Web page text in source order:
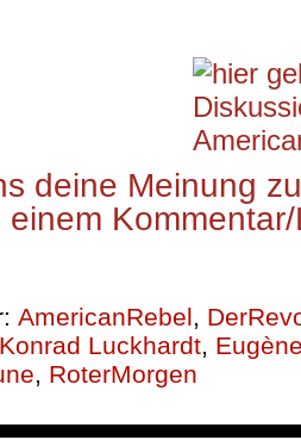
AmericanRebel,
Luckhardt,
, RoterMorgen